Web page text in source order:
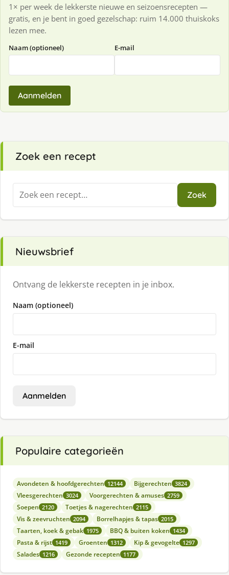
1× per week de lekkerste nieuwe en seizoensrecepten —
gratis, en je bent in goed gezelschap: ruim 14.000 thuiskoks
lezen mee.
Naam (optioneel) E-mail
Aanmelden
Zoek een recept
Zoeken
naar:
Zoek
Nieuwsbrief
Ontvang de lekkerste recepten in je inbox.
Naam (optioneel)
E-mail
Aanmelden
Populaire categorieën
Avondeten & hoofdgerechten 12144 Bijgerechten 3824
Vleesgerechten 3024 Voorgerechten & amuses 2759
Soepen 2120 Toetjes & nagerechten 2115
Vis & zeevruchten 2094 Borrelhapjes & tapas 2015
Taarten, koek & gebak 1975 BBQ & buiten koken 1434
Pasta & rijst 1419 Groenten 1312 Kip & gevogelte 1297
Salades 1216 Gezonde recepten 1177